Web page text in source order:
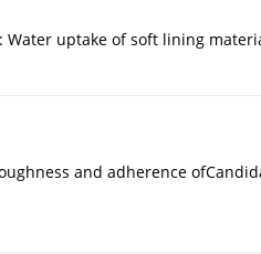
Water uptake of soft lining
and adherence